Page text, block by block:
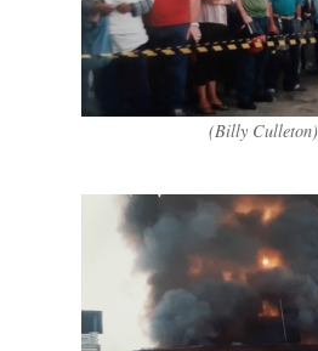
(Billy Culleton)